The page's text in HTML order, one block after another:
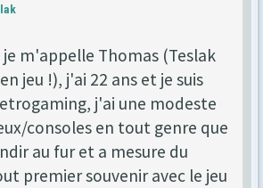
m'appelle Thomas (Teslak
jeu !), j'ai 22 ans et je suis
j'ai une modeste
consoles en tout genre que
au fur et a mesure du
premier souvenir avec le jeu